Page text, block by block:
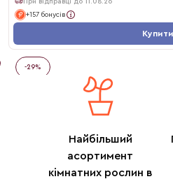
При відправці до 11.08.26
+157 бонусів
Купити
-29%
Найбільший
асортимент
кімнатних рослин в